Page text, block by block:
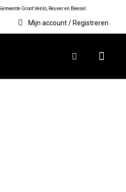
Groot Venlo, Reuver en Beesel.
Mijn account / Registreren